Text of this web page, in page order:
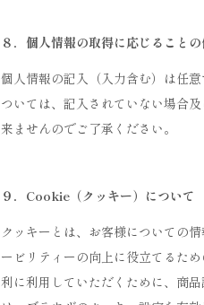
８．個人情報の取得に応じること
個人情報の記入（入力含む）は任
ついては、記入されていない場合
来ませんのでご了承ください。
９．Cookie（クッキー）について
クッキーとは、お客様についての
ービリティーの向上に役立てるた
利に利用していただくために、商